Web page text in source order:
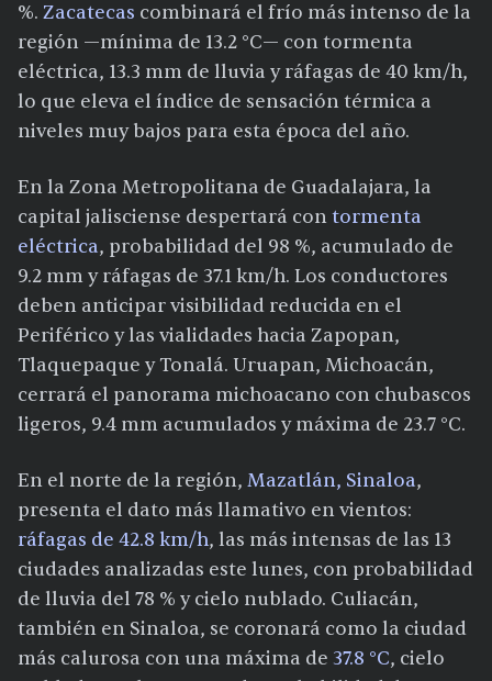
%. Zacatecas combinará el frío más intenso de la
región —mínima de 13.2 °C— con tormenta
eléctrica, 13.3 mm de lluvia y ráfagas de 40 km/h,
lo que eleva el índice de sensación térmica a
niveles muy bajos para esta época del año.
En la Zona Metropolitana de Guadalajara, la
capital jalisciense despertará contormenta
eléctrica, probabilidad del 98 %, acumulado de
9.2 mm y ráfagas de 37.1 km/h. Los conductores
deben anticipar visibilidad reducida en el
Periférico y las vialidades hacia Zapopan,
Tlaquepaque y Tonalá. Uruapan, Michoacán,
cerrará el panorama michoacano con chubascos
ligeros, 9.4 mm acumulados y máxima de 23.7 °C.
En el norte de la región, Mazatlán, Sinaloa,
presenta el dato más llamativo en vientos:
ráfagas de 42.8 km/h, las más intensas de las 13
ciudades analizadas este lunes, con probabilidad
de lluvia del 78 % y cielo nublado. Culiacán,
también en Sinaloa, se coronará como la ciudad
más calurosa con una máxima de 37.8 °C, cielo